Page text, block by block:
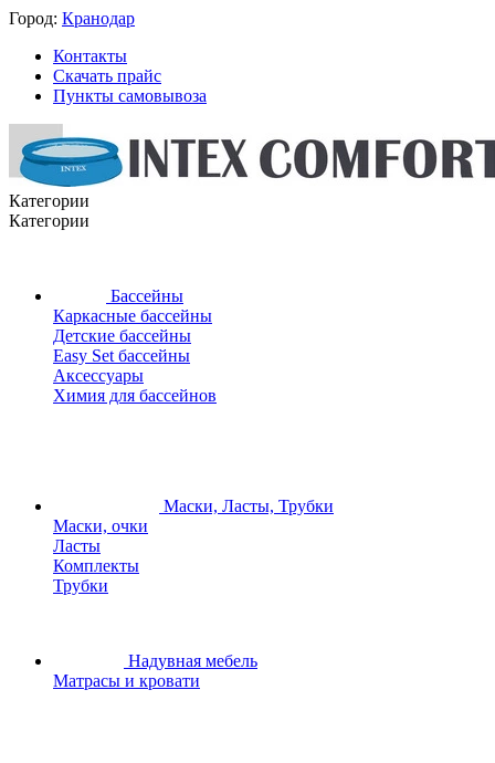
Город: Кранодар
Контакты
Скачать прайс
Пункты самовывоза
Категории
Категории
Бассейны
Каркасные бассейны
Детские бассейны
Easy Set бассейны
Аксессуары
Химия для бассейнов
Маски, Ласты, Трубки
Маски, очки
Ласты
Комплекты
Трубки
Надувная мебель
Матрасы и кровати